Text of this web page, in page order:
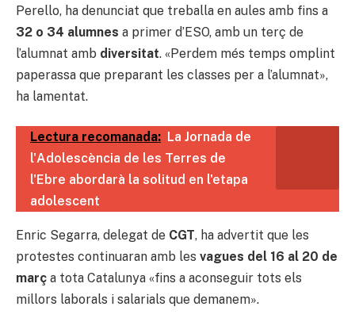
Perello, ha denunciat que treballa en aules amb fins a
32 o 34 alumnes a primer d’ESO, amb un terç de
l’alumnat amb diversitat. «Perdem més temps omplint
paperassa que preparant les classes per a l’alumnat»,
ha lamentat.
Lectura recomanada: La Jornada de
l'Adolescència de les Terres de
l'Ebre abordarà la solitud en l'etapa
adolescent
Enric Segarra, delegat de CGT, ha advertit que les
protestes continuaran amb les vagues del 16 al 20 de
març a tota Catalunya «fins a aconseguir tots els
millors laborals i salarials que demanem».